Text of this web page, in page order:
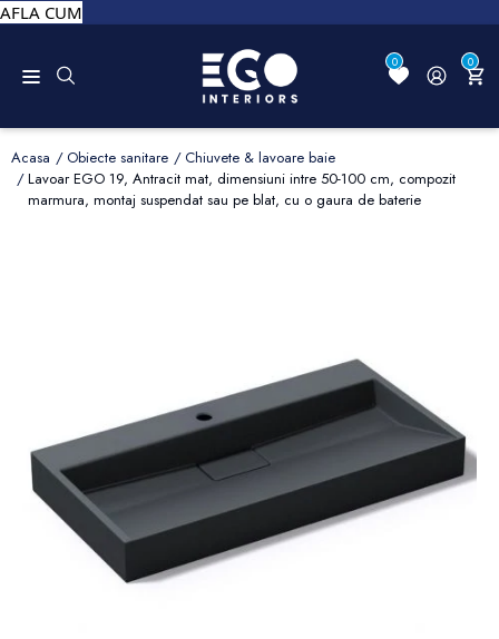
AFLA CUM
0 0
Acasa Obiecte sanitare
Chiuvete & lavoare baie
Lavoar EGO 19, Antracit mat, dimensiuni intre 50-100 cm, compozit
marmura, montaj suspendat sau pe blat, cu o gaura de baterie